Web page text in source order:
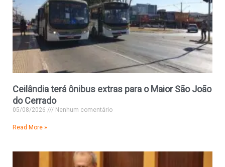
Ceilândia terá ônibus extras para o Maior São João
do Cerrado
05/08/2026 Nenhum comentário
Read More »